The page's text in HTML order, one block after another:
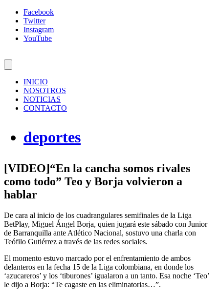
Facebook
Twitter
Instagram
YouTube
INICIO
NOSOTROS
NOTICIAS
CONTACTO
deportes
[VIDEO]“En la cancha somos rivales
como todo” Teo y Borja volvieron a
hablar
De cara al inicio de los cuadrangulares semifinales de la Liga
BetPlay, Miguel Ángel Borja, quien jugará este sábado con Junior
de Barranquilla ante Atlético Nacional, sostuvo una charla con
Teófilo Gutiérrez a través de las redes sociales.
El momento estuvo marcado por el enfrentamiento de ambos
delanteros en la fecha 15 de la Liga colombiana, en donde los
‘azucareros’ y los ‘tiburones’ igualaron a un tanto. Esa noche ‘Teo’
le dijo a Borja: “Te cagaste en las eliminatorias…”.